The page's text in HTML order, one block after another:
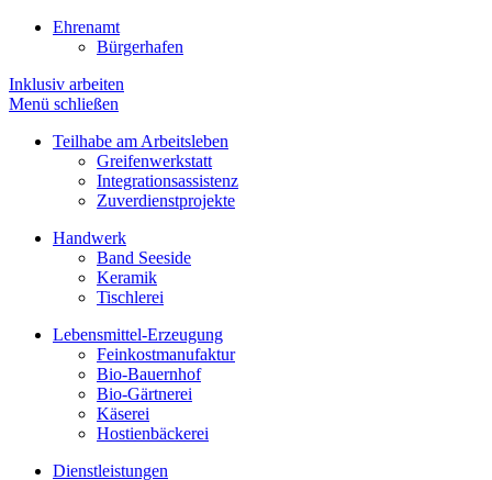
Ehrenamt
Bürgerhafen
Inklusiv arbeiten
Menü schließen
Teilhabe am Arbeitsleben
Greifenwerkstatt
Integrationsassistenz
Zuverdienstprojekte
Handwerk
Band Seeside
Keramik
Tischlerei
Lebensmittel-Erzeugung
Feinkostmanufaktur
Bio-Bauernhof
Bio-Gärtnerei
Käserei
Hostienbäckerei
Dienstleistungen